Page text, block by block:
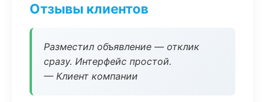
Отзывы клиентов
Разместил объявление — отклик
сразу. Интерфейс простой.
— Клиент компании